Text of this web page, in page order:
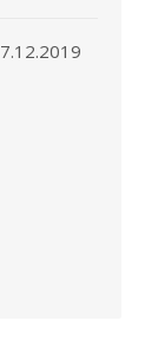
7.12.2019